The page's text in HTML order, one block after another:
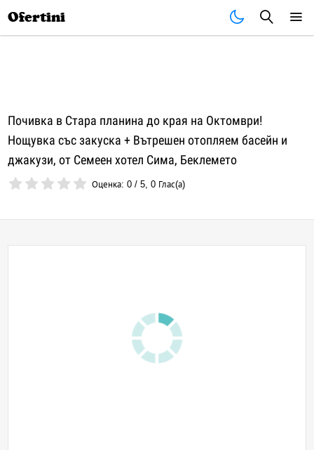
Ofertini
Почивка в Стара планина до края на Октомври!
Нощувка със закуска + Вътрешен отопляем басейн и
джакузи, от Семеен хотел Сима, Беклемето
Оценка:0 /5,0 Глас(а)